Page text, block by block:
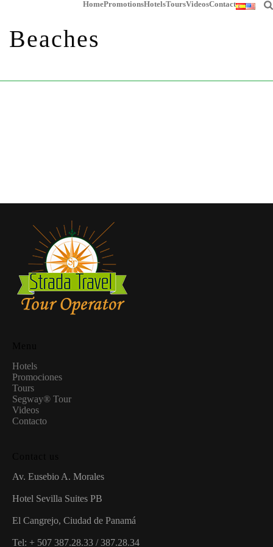
HomePromotionsHotelsToursVideosContact
Beaches
Hotels
Promociones
Tours
Segway® Tour
Videos
Contacto
Av. Eusebio A. Morales
Hotel Sevilla Suites PB
El Cangrejo, Ciudad de Panamá
Tel: + 507 387.28.33 / 387.28.34